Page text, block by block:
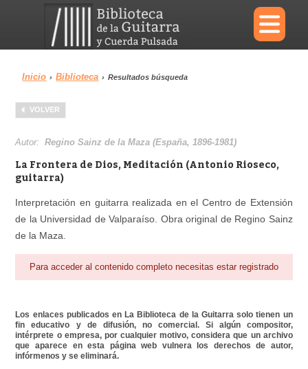
×
Menu
Biblioteca Diccionario
Área personal
Inicio › Biblioteca › Resultados búsqueda
VOLVER
Autor:Regino Sainz de la Maza (España, 1896-1981)
La Frontera de Dios, Meditación (Antonio Rioseco,
guitarra)
Interpretación en guitarra realizada en el Centro de Extensión
de la Universidad de Valparaíso. Obra original de Regino Sainz
de la Maza.
Para acceder al contenido completo necesitas estar registrado
Los enlaces publicados en La Biblioteca de la Guitarra solo tienen un
fin educativo y de difusión, no comercial. Si algún compositor,
intérprete o empresa, por cualquier motivo, considera que un archivo
que aparece en esta página web vulnera los derechos de autor,
infórmenos y se eliminará.